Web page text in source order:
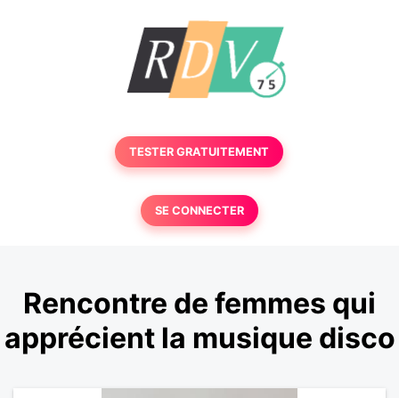
TESTER GRATUITEMENT
SE CONNECTER
Rencontre de femmes qui
apprécient la musique disco